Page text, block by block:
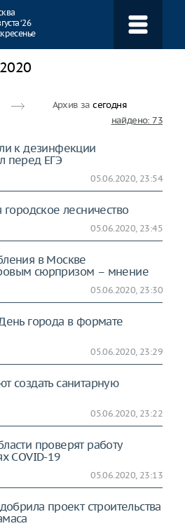
‘26
Архив засегодня
найдено: 73
к дезинфекции
перед ЕГЭ
05.06.2020, 23:54
городское лесничество
05.06.2020, 23:45
в Москве
сюрпризом – мнение
05.06.2020, 23:30
города в формате
05.06.2020, 23:29
создать санитарную
05.06.2020, 23:22
проверят работу
COVID-19
05.06.2020, 23:13
проект строительства